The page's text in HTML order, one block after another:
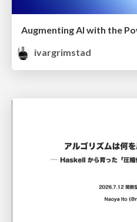
Augmenting AI with the
ivargrimstad